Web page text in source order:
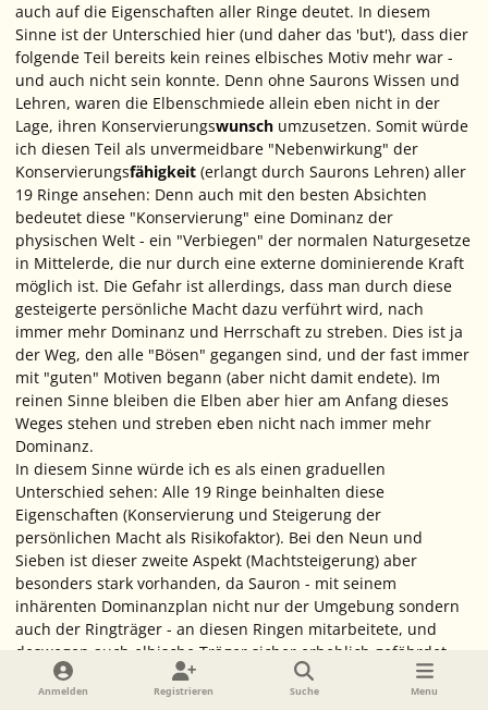
auch auf die Eigenschaften aller Ringe deutet. In diesem
Sinne ist der Unterschied hier (und daher das 'but'), dass dier
folgende Teil bereits kein reines elbisches Motiv mehr war -
und auch nicht sein konnte. Denn ohne Saurons Wissen und
Lehren, waren die Elbenschmiede allein eben nicht in der
Lage, ihren Konservierungswunsch umzusetzen. Somit würde
ich diesen Teil als unvermeidbare "Nebenwirkung" der
Konservierungsfähigkeit (erlangt durch Saurons Lehren) aller
19 Ringe ansehen: Denn auch mit den besten Absichten
bedeutet diese "Konservierung" eine Dominanz der
physischen Welt - ein "Verbiegen" der normalen Naturgesetze
in Mittelerde, die nur durch eine externe dominierende Kraft
möglich ist. Die Gefahr ist allerdings, dass man durch diese
gesteigerte persönliche Macht dazu verführt wird, nach
immer mehr Dominanz und Herrschaft zu streben. Dies ist ja
der Weg, den alle "Bösen" gegangen sind, und der fast immer
mit "guten" Motiven begann (aber nicht damit endete). Im
reinen Sinne bleiben die Elben aber hier am Anfang dieses
Weges stehen und streben eben nicht nach immer mehr
Dominanz.
In diesem Sinne würde ich es als einen graduellen
Unterschied sehen: Alle 19 Ringe beinhalten diese
Eigenschaften (Konservierung und Steigerung der
persönlichen Macht als Risikofaktor). Bei den Neun und
Sieben ist dieser zweite Aspekt (Machtsteigerung) aber
besonders stark vorhanden, da Sauron - mit seinem
inhärenten Dominanzplan nicht nur der Umgebung sondern
auch der Ringträger - an diesen Ringen mitarbeitete, und
deswegen auch elbische Träger sicher erheblich gefährdet
hätte. Die Drei enthielten dann nur das "technisch bedingte"
Minimum dieser Eigenschaft, welches somit erheblich leichter
Anmelden Registrieren Suche Menu